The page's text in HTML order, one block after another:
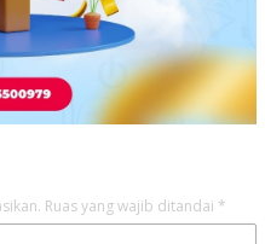
Ruas yang wajib ditandai *